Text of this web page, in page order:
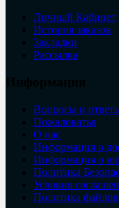
Личный Кабинет
История заказов
Закладки
Рассылка
Вопросы и
Пожаловатья
О нас
Информация о
Информация о
Политика
Условия
Политика